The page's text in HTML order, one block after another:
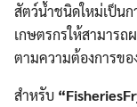
สัตว์น้ำชนิดใหม่เป็นก
เกษตรกรให้สามาร
ตามความต้องการข
สำหรับ